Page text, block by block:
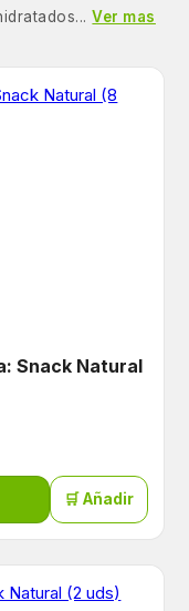
Ver mas
Snack Natural
🛒 Añadir